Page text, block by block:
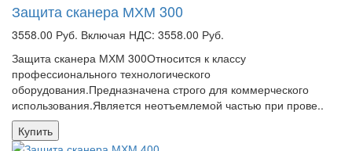
Экономпанели
Ролл Бары
Мебель Negociante ®
Гардеробные системы
Защита сканера МХМ 300
3558.00 Руб. Включая НДС: 3558.00 Руб.
Защита сканера МХМ 300Относится к классу
профессионального технологического
оборудования.Предназначена строго для коммерческого
использования.Является неотъемлемой частью при прове..
Купить